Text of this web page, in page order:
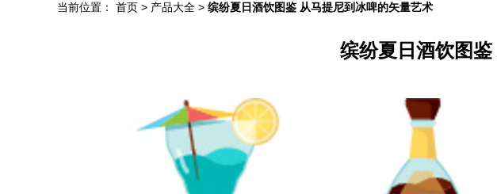
当前位置： 首页 > 产品大全 > 缤纷夏日酒饮图鉴 从马提尼到冰啤的矢量艺术
缤纷夏日酒饮图